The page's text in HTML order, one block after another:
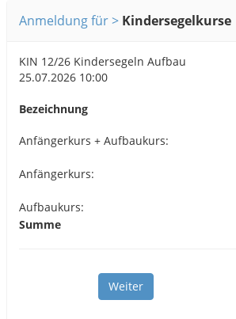
Anmeldung für Kindersegelkurse
KIN 12/26 Kindersegeln Aufbau
25.07.2026 10:00
Bezeichnung
Anfängerkurs + Aufbaukurs:
Anfängerkurs:
Aufbaukurs:
Summe